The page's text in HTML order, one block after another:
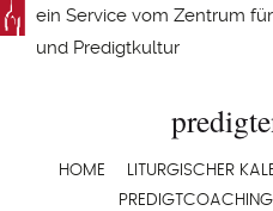
Direkt
zum
ein Service vom Zentrum
und Predigtkultur
HOME LITURGISCHER
PREDIGTCOACHING